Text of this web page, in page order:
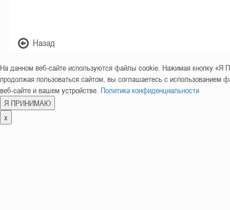
Назад
На данном веб-сайте используются файлы cookie. Нажимая кнопку
продолжая пользоваться сайтом, вы соглашаетесь с использованием
веб-сайте и вашем устройстве. Политика конфиденциальности
Я ПРИНИМАЮ
x